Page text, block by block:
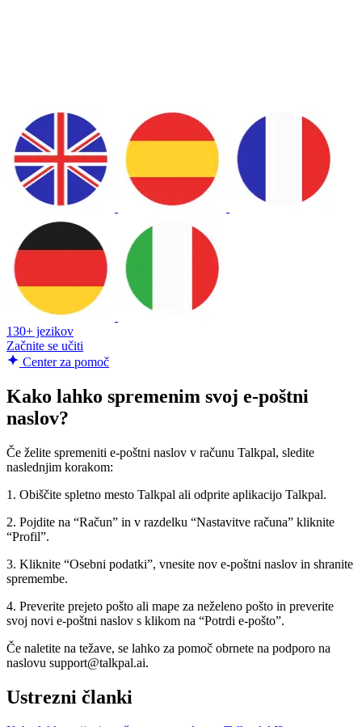
130+ jezikov
Začnite se učiti
Center za pomoč
Kako lahko spremenim svoj e-poštni
naslov?
Če želite spremeniti e-poštni naslov v računu Talkpal, sledite
naslednjim korakom:
1. Obiščite spletno mesto Talkpal ali odprite aplikacijo Talkpal.
2. Pojdite na “Račun” in v razdelku “Nastavitve računa” kliknite
“Profil”.
3. Kliknite “Osebni podatki”, vnesite nov e-poštni naslov in shranite
spremembe.
4. Preverite prejeto pošto ali mape za neželeno pošto in preverite
svoj novi e-poštni naslov s klikom na “Potrdi e-pošto”.
Če naletite na težave, se lahko za pomoč obrnete na podporo na
naslovu support@talkpal.ai.
Ustrezni članki